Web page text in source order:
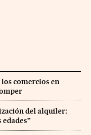
comercios en
del alquiler:
edades”